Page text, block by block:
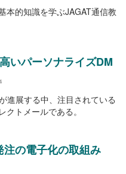
本的知識を学ぶJAGAT通信教
いパーソナライズDM
進展する中、注目されている
トメールである。
の電子化の取組み